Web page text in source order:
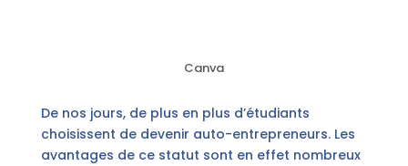
Canva
De nos jours, de plus en plus d’étudiants
choisissent de devenir auto-entrepreneurs. Les
avantages de ce statut sont en effet nombreux